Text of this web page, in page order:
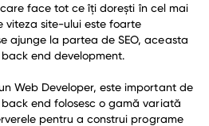
face tot ce îți dorești în cel mai
viteza site-ului este foarte
ajunge la partea de SEO, aceasta
end development.
Web Developer, este important de
end folosesc o gamă variată
pentru a construi programe